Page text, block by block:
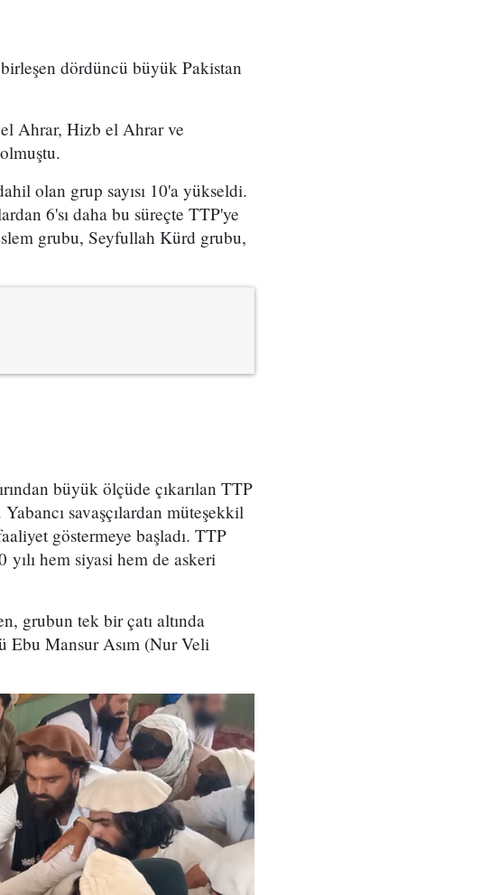
dördüncü büyük Pakistan
Ahrar, Hizb el Ahrar ve
olan grup sayısı 10'a yükseldi.
6'sı daha bu süreçte TTP'ye
grubu, Seyfullah Kürd grubu,
büyük ölçüde çıkarılan TTP
savaşçılardan müteşekkil
göstermeye başladı. TTP
yılı hem siyasi hem de askeri
grubun tek bir çatı altında
Ebu Mansur Asım (Nur Veli